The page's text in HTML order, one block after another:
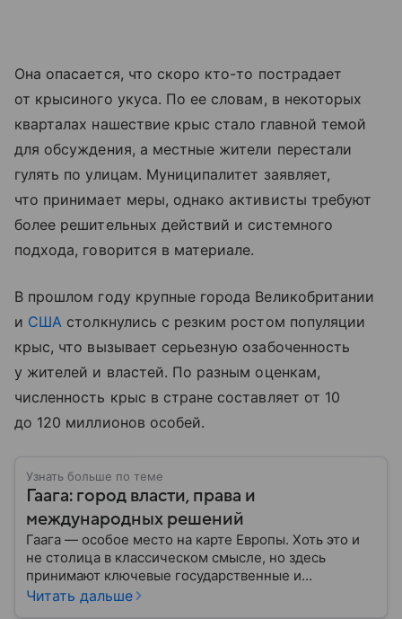
Она опасается, что скоро кто-то пострадает
от крысиного укуса. По ее словам, в некоторых
кварталах нашествие крыс стало главной темой
для обсуждения, а местные жители перестали
гулять по улицам. Муниципалитет заявляет,
что принимает меры, однако активисты требуют
более решительных действий и системного
подхода, говорится в материале.
В прошлом году крупные города Великобритании
и США столкнулись с резким ростом популяции
крыс, что вызывает серьезную озабоченность
у жителей и властей. По разным оценкам,
численность крыс в стране составляет от 10
до 120 миллионов особей.
Узнать больше по теме
Гаага: город власти, права и
международных решений
Гаага — особое место на карте Европы. Хоть это и
не столица в классическом смысле, но здесь
принимают ключевые государственные и
международные решения. Город давно
Читать дальше